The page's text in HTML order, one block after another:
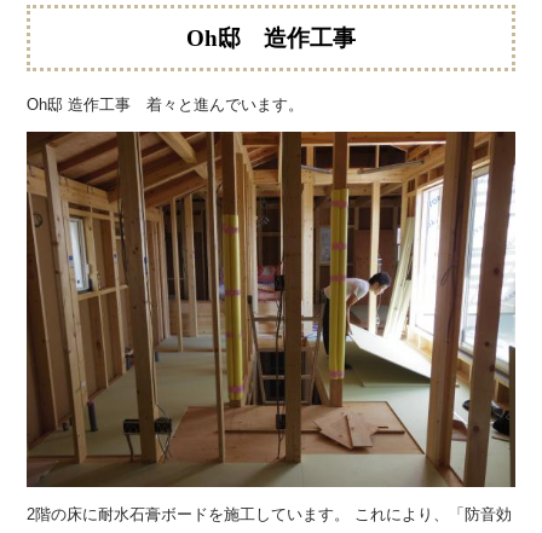
Oh邸 造作工事
Oh邸 造作工事 着々と進んでいます。
2階の床に耐水石膏ボードを施工しています。 これにより、「防音効